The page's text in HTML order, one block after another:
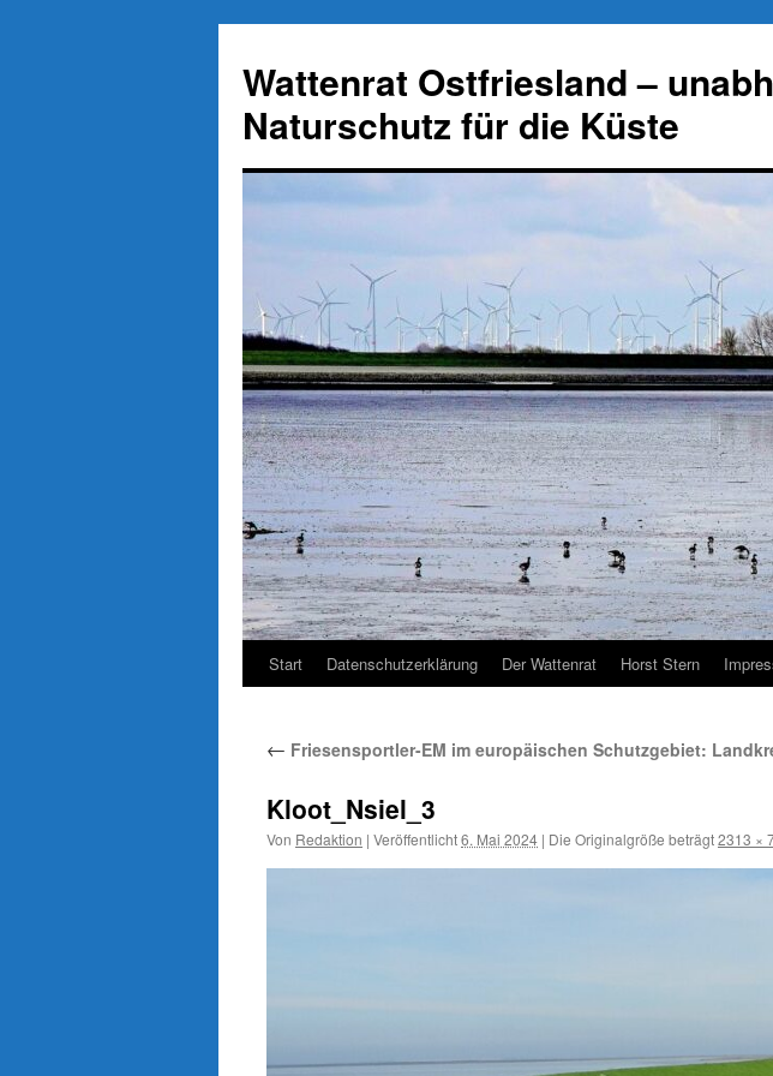
springen
Wattenrat Ostfriesland –
Naturschutz für die Küste
Start Datenschutzerklärung Der Wattenrat Horst Stern
← Friesensportler-EM im europäischen Schutzgebiet:
Kloot_Nsiel_3
Von Redaktion | Veröffentlicht6. Mai 2024 | Die Originalgröße beträgt2313 ×